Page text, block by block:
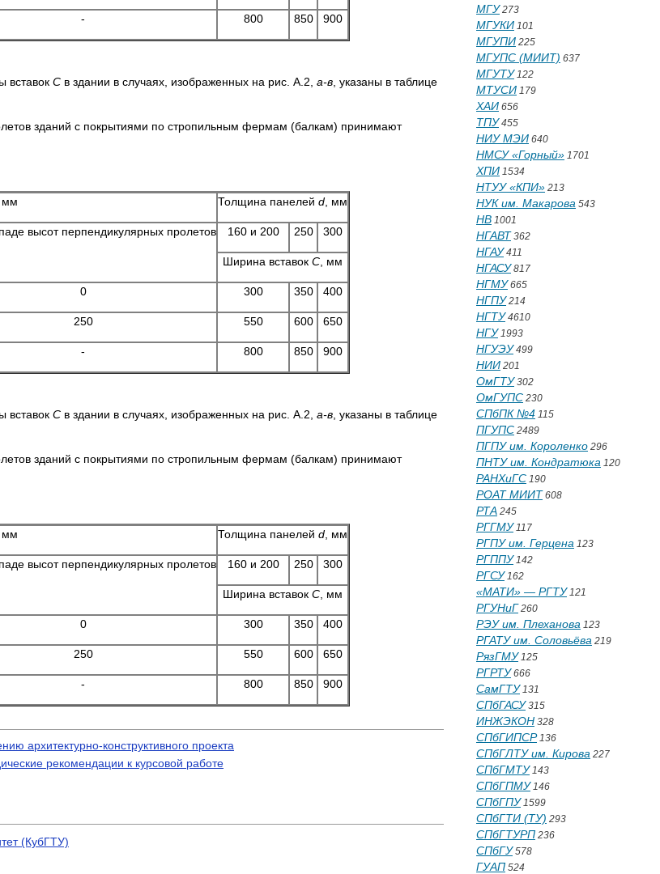
- 800 850 900
вставок С в здании в случаях, изображенных на рис. А.2, а-в , указаны в таблице
зданий с покрытиями по стропильным фермам (балкам) принимают
мм Толщина панелей d , мм
высот перпендикулярных пролетов 160 и 200 250 300
Ширина вставок С , мм
0 300 350 400
250 550 600 650
- 800 850 900
вставок С в здании в случаях, изображенных на рис. А.2, а-в , указаны в таблице
зданий с покрытиями по стропильным фермам (балкам) принимают
мм Толщина панелей d , мм
высот перпендикулярных пролетов 160 и 200 250 300
Ширина вставок С , мм
0 300 350 400
250 550 600 650
- 800 850 900
архитектурно-конструктивного проекта
рекомендации к курсовой работе
(КубГТУ)
МГУ273
МГУКИ 101
МГУПИ 225
МГУПС (МИИТ) 637
МГУТУ122
МТУСИ 179
ХАИ 656
ТПУ455
НИУ МЭИ 640
НМСУ «Горный» 1701
ХПИ 1534
НТУУ «КПИ» 213
НУК им. Макарова 543
НВ 1001
НГАВТ 362
НГАУ411
НГАСУ817
НГМУ665
НГПУ214
НГТУ4610
НГУ1993
НГУЭУ499
НИИ 201
ОмГТУ302
ОмГУПС 230
СПбПК №4 115
ПГУПС 2489
ПГПУ им. Короленко 296
ПНТУ им. Кондратюка 120
РАНХиГС 190
РОАТ МИИТ 608
РТА 245
РГГМУ117
РГПУ им. Герцена 123
РГППУ142
РГСУ162
«МАТИ» — РГТУ121
РГУНиГ 260
РЭУ им. Плеханова 123
РГАТУ им. Соловьёва 219
РязГМУ125
РГРТУ666
СамГТУ131
СПбГАСУ315
ИНЖЭКОН 328
СПбГИПСР136
СПбГЛТУ им. Кирова 227
СПбГМТУ143
СПбГПМУ146
СПбГПУ1599
СПбГТИ (ТУ) 293
СПбГТУРП 236
СПбГУ578
ГУАП 524